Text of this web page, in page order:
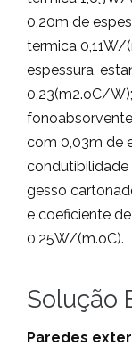
0,20m de
termica 0,11W/
espessura,
0,23(m2.oC/
com 0,03m de
gesso
e coeficiente
0,25W/(m.oC).
Solução
Paredes